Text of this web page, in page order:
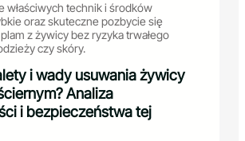
właściwych technik i środków
oraz skuteczne pozbycie się
z żywicy bez ryzyka trwałego
czy skóry.
i wady usuwania żywicy
Analiza
i bezpieczeństwa tej